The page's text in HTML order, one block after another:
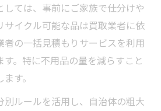
しては、事前にご家族で仕分けや
サイクル可能な品は買取業者に依
者の一括見積もりサービスを利用
。特に不用品の量を減らすこと
す。
別ルールを活用し、自治体の粗大